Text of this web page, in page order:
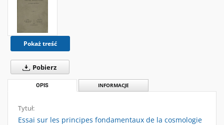
Pokaż treść
Pobierz
OPIS INFORMACJE
Tytuł:
Essai sur les principes fondamentaux de la cosmologie